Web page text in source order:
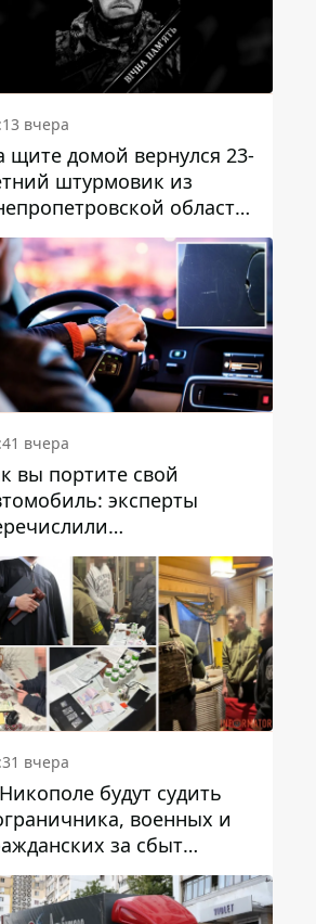
вчера
щите домой вернулся 23-
штурмовик из
области
Бескровный
вчера
вы портите свой
эксперты
водителей,
на самом деле
машине
вчера
будут судить
военных и
за сбыт